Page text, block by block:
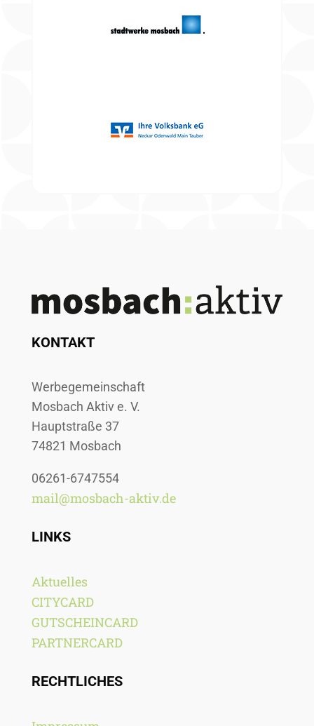
KONTAKT
Werbegemeinschaft
Mosbach Aktiv e. V.
Hauptstraße 37
74821 Mosbach
06261-6747554
mail@mosbach-aktiv.de
LINKS
Aktuelles
CITYCARD
GUTSCHEINCARD
PARTNERCARD
RECHTLICHES